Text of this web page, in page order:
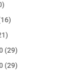
(29)
(29)